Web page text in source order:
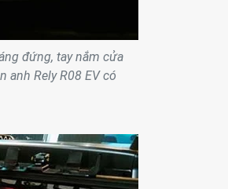
đứng, tay nắm cửa
anh Rely R08 EV có